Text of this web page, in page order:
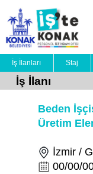
İş İlanları Staj
İş İlanı
Beden
Üretim
İzmir /
00/00/